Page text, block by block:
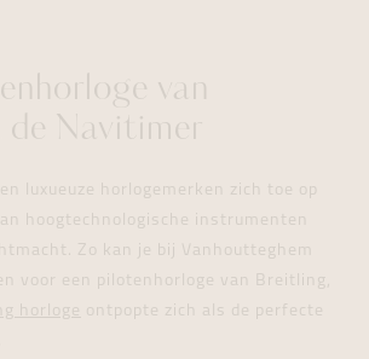
van
Navitimer
luxueuze horlogemerken zich toe op
hoogtechnologische instrumenten
Zo kan je bij Vanhoutteghem
voor een pilotenhorloge van Breitling,
horloge
ontpopte zich als de perfecte